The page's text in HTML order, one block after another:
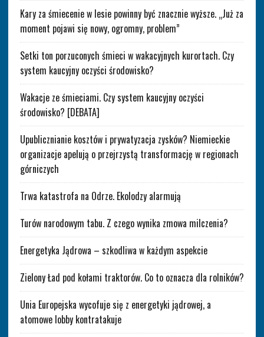
Kary za śmiecenie w lesie powinny być znacznie wyższe. „Już za
moment pojawi się nowy, ogromny, problem”
Setki ton porzuconych śmieci w wakacyjnych kurortach. Czy
system kaucyjny oczyści środowisko?
Wakacje ze śmieciami. Czy system kaucyjny oczyści
środowisko? [DEBATA]
Upublicznianie kosztów i prywatyzacja zysków? Niemieckie
organizacje apelują o przejrzystą transformację w regionach
górniczych
Trwa katastrofa na Odrze. Ekolodzy alarmują
Turów narodowym tabu. Z czego wynika zmowa milczenia?
Energetyka Jądrowa – szkodliwa w każdym aspekcie
Zielony Ład pod kołami traktorów. Co to oznacza dla rolników?
Unia Europejska wycofuje się z energetyki jądrowej, a
atomowe lobby kontratakuje